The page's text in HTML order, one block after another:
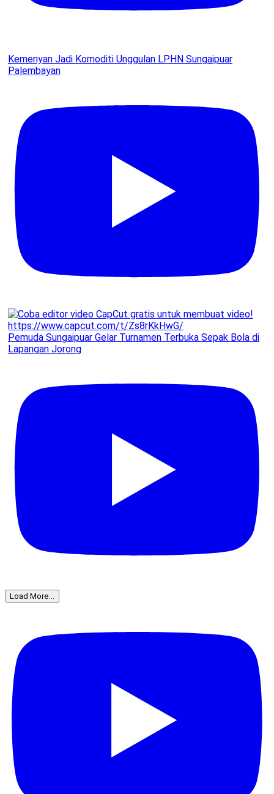
Kemenyan Jadi Komoditi Unggulan LPHN Sungaipuar
Palembayan
Pemuda Sungaipuar Gelar Turnamen Terbuka Sepak Bola di
Lapangan Jorong
Load More...